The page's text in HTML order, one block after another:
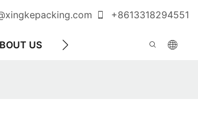
+8613318294551
US HUBUNGI KAMI MESIN